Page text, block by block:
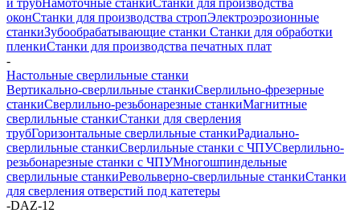
оконСтанки для производства стропЭлектроэрозионные
станкиЗубообрабатывающие станки Станки для обработки
пленкиСтанки для производства печатных плат
-
Настольные сверлильные станки
Вертикально-сверлильные станкиСверлильно-фрезерные
станкиСверлильно-резьбонарезные станкиМагнитные
сверлильные станкиСтанки для сверления
трубГоризонтальные сверлильные станкиРадиально-
сверлильные станкиСверлильные станки с ЧПУСверлильно-
резьбонарезные станки с ЧПУМногошпиндельные
сверлильные станкиРевольверно-сверлильные станкиСтанки
для сверления отверстий под катетеры
-DAZ-12